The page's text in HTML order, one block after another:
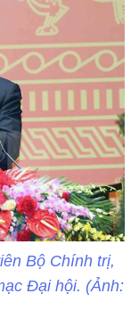
Bộ Chính trị,
Đại hội. (Ảnh: